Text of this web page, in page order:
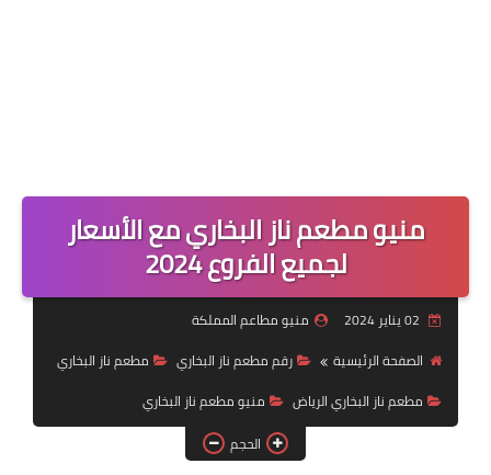
منيو مطعم ناز البخاري مع الأسعار
لجميع الفروع 2024
منيو مطاعم المملكة
الصفحة الرئيسية
رقم مطعم ناز البخاري
مطعم ناز البخاري
مطعم ناز البخاري الرياض
منيو مطعم ناز البخاري
الحجم